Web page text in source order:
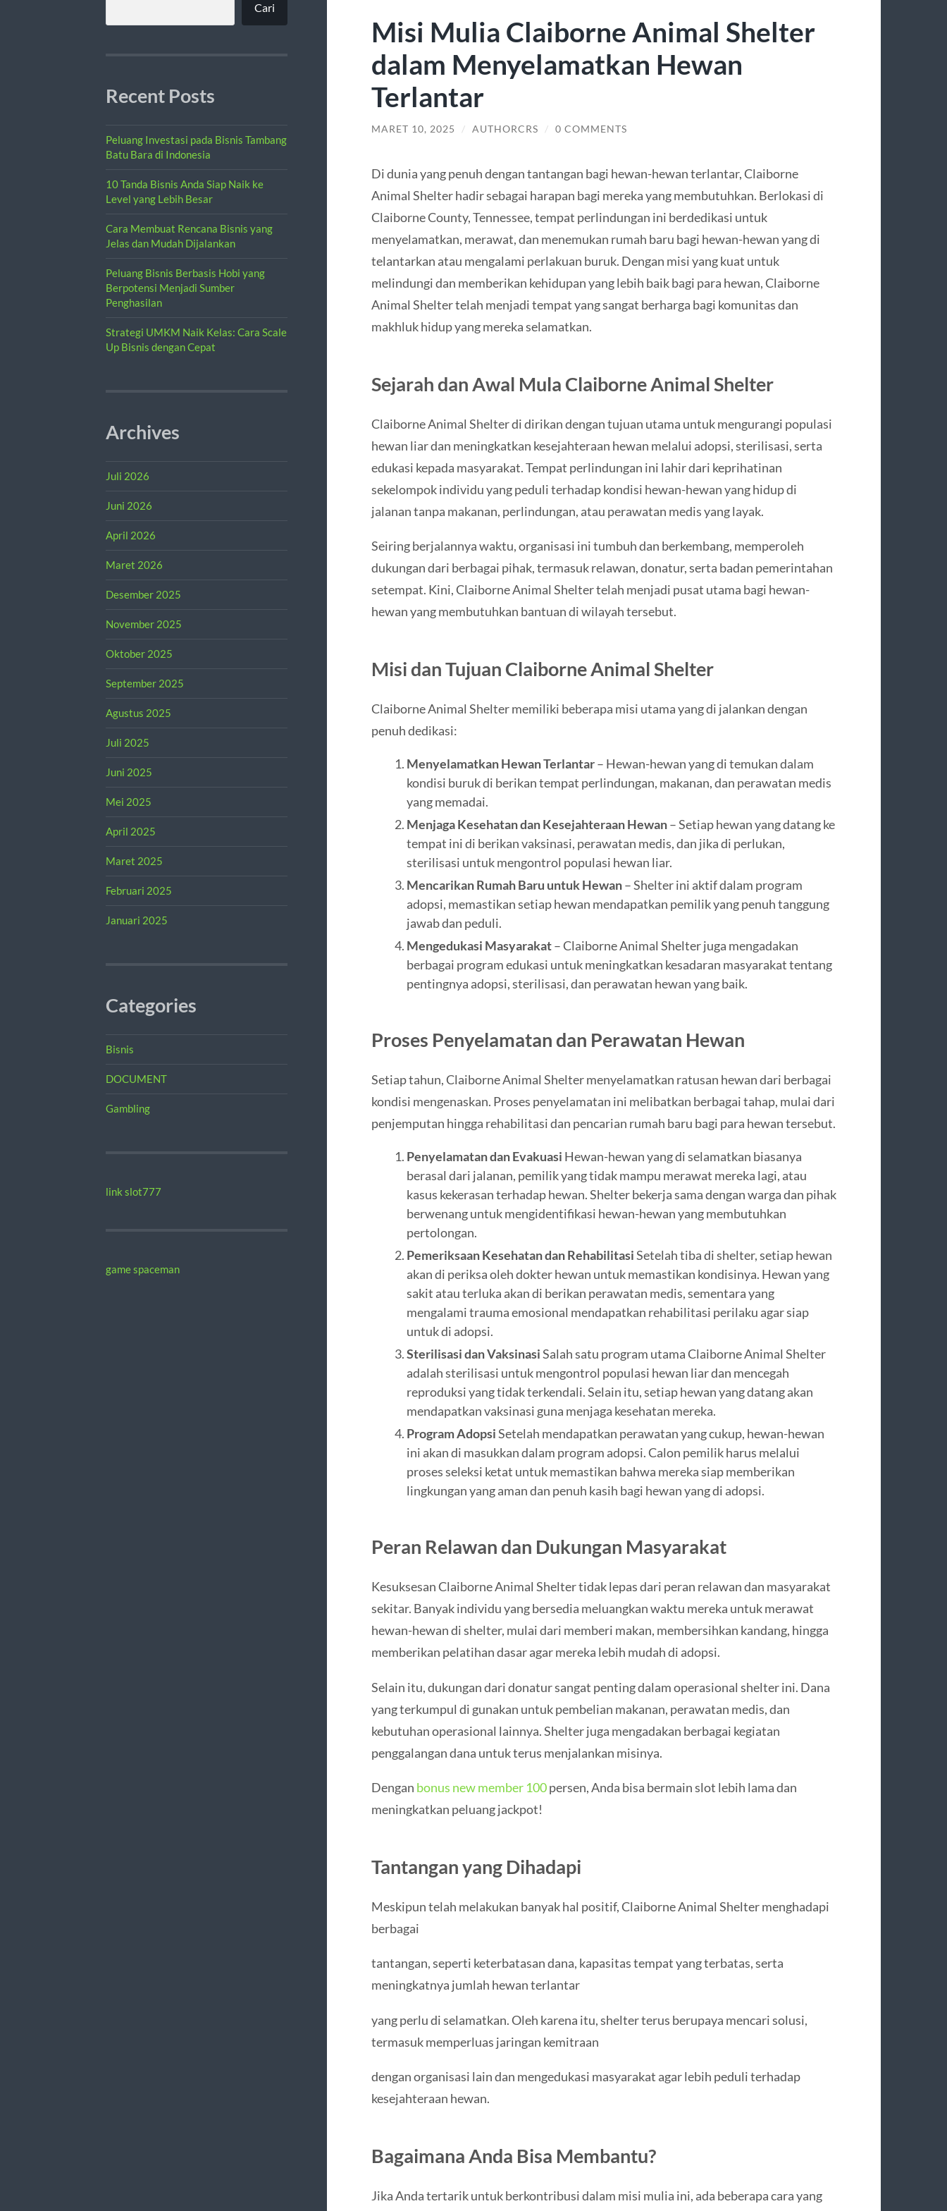
Cari
Recent Posts
Peluang Investasi pada Bisnis Tambang
Batu Bara di Indonesia
10 Tanda Bisnis Anda Siap Naik ke
Level yang Lebih Besar
Cara Membuat Rencana Bisnis yang
Jelas dan Mudah Dijalankan
Peluang Bisnis Berbasis Hobi yang
Berpotensi Menjadi Sumber
Penghasilan
Strategi UMKM Naik Kelas: Cara Scale
Up Bisnis dengan Cepat
Archives
Juli 2026
Juni 2026
April 2026
Maret 2026
Desember 2025
November 2025
Oktober 2025
September 2025
Agustus 2025
Juli 2025
Juni 2025
Mei 2025
April 2025
Maret 2025
Februari 2025
Januari 2025
Categories
Bisnis
DOCUMENT
Gambling
link slot777
game spaceman
Misi Mulia Claiborne Animal Shelter
dalam Menyelamatkan Hewan
Terlantar
MARET 10, 2025 / AUTHORCRS / 0 COMMENTS
Di dunia yang penuh dengan tantangan bagi hewan-hewan terlantar, Claiborne
Animal Shelter hadir sebagai harapan bagi mereka yang membutuhkan. Berlokasi di
Claiborne County, Tennessee, tempat perlindungan ini berdedikasi untuk
menyelamatkan, merawat, dan menemukan rumah baru bagi hewan-hewan yang di
telantarkan atau mengalami perlakuan buruk. Dengan misi yang kuat untuk
melindungi dan memberikan kehidupan yang lebih baik bagi para hewan, Claiborne
Animal Shelter telah menjadi tempat yang sangat berharga bagi komunitas dan
makhluk hidup yang mereka selamatkan.
Sejarah dan Awal Mula Claiborne Animal Shelter
Claiborne Animal Shelter di dirikan dengan tujuan utama untuk mengurangi populasi
hewan liar dan meningkatkan kesejahteraan hewan melalui adopsi, sterilisasi, serta
edukasi kepada masyarakat. Tempat perlindungan ini lahir dari keprihatinan
sekelompok individu yang peduli terhadap kondisi hewan-hewan yang hidup di
jalanan tanpa makanan, perlindungan, atau perawatan medis yang layak.
Seiring berjalannya waktu, organisasi ini tumbuh dan berkembang, memperoleh
dukungan dari berbagai pihak, termasuk relawan, donatur, serta badan pemerintahan
setempat. Kini, Claiborne Animal Shelter telah menjadi pusat utama bagi hewan-
hewan yang membutuhkan bantuan di wilayah tersebut.
Misi dan Tujuan Claiborne Animal Shelter
Claiborne Animal Shelter memiliki beberapa misi utama yang di jalankan dengan
penuh dedikasi:
Menyelamatkan Hewan Terlantar– Hewan-hewan yang di temukan dalam
kondisi buruk di berikan tempat perlindungan, makanan, dan perawatan medis
yang memadai.
Menjaga Kesehatan dan Kesejahteraan Hewan– Setiap hewan yang datang ke
tempat ini di berikan vaksinasi, perawatan medis, dan jika di perlukan,
sterilisasi untuk mengontrol populasi hewan liar.
Mencarikan Rumah Baru untuk Hewan– Shelter ini aktif dalam program
adopsi, memastikan setiap hewan mendapatkan pemilik yang penuh tanggung
jawab dan peduli.
Mengedukasi Masyarakat– Claiborne Animal Shelter juga mengadakan
berbagai program edukasi untuk meningkatkan kesadaran masyarakat tentang
pentingnya adopsi, sterilisasi, dan perawatan hewan yang baik.
Proses Penyelamatan dan Perawatan Hewan
Setiap tahun, Claiborne Animal Shelter menyelamatkan ratusan hewan dari berbagai
kondisi mengenaskan. Proses penyelamatan ini melibatkan berbagai tahap, mulai dari
penjemputan hingga rehabilitasi dan pencarian rumah baru bagi para hewan tersebut.
Penyelamatan dan Evakuasi Hewan-hewan yang di selamatkan biasanya
berasal dari jalanan, pemilik yang tidak mampu merawat mereka lagi, atau
kasus kekerasan terhadap hewan. Shelter bekerja sama dengan warga dan pihak
berwenang untuk mengidentifikasi hewan-hewan yang membutuhkan
pertolongan.
Pemeriksaan Kesehatan dan RehabilitasiSetelah tiba di shelter, setiap hewan
akan di periksa oleh dokter hewan untuk memastikan kondisinya. Hewan yang
sakit atau terluka akan di berikan perawatan medis, sementara yang
mengalami trauma emosional mendapatkan rehabilitasi perilaku agar siap
untuk di adopsi.
Sterilisasi dan VaksinasiSalah satu program utama Claiborne Animal Shelter
adalah sterilisasi untuk mengontrol populasi hewan liar dan mencegah
reproduksi yang tidak terkendali. Selain itu, setiap hewan yang datang akan
mendapatkan vaksinasi guna menjaga kesehatan mereka.
Program AdopsiSetelah mendapatkan perawatan yang cukup, hewan-hewan
ini akan di masukkan dalam program adopsi. Calon pemilik harus melalui
proses seleksi ketat untuk memastikan bahwa mereka siap memberikan
lingkungan yang aman dan penuh kasih bagi hewan yang di adopsi.
Peran Relawan dan Dukungan Masyarakat
Kesuksesan Claiborne Animal Shelter tidak lepas dari peran relawan dan masyarakat
sekitar. Banyak individu yang bersedia meluangkan waktu mereka untuk merawat
hewan-hewan di shelter, mulai dari memberi makan, membersihkan kandang, hingga
memberikan pelatihan dasar agar mereka lebih mudah di adopsi.
Selain itu, dukungan dari donatur sangat penting dalam operasional shelter ini. Dana
yang terkumpul di gunakan untuk pembelian makanan, perawatan medis, dan
kebutuhan operasional lainnya. Shelter juga mengadakan berbagai kegiatan
penggalangan dana untuk terus menjalankan misinya.
Dengan bonus new member 100persen, Anda bisa bermain slot lebih lama dan
meningkatkan peluang jackpot!
Tantangan yang Dihadapi
Meskipun telah melakukan banyak hal positif, Claiborne Animal Shelter menghadapi
berbagai
tantangan, seperti keterbatasan dana, kapasitas tempat yang terbatas, serta
meningkatnya jumlah hewan terlantar
yang perlu di selamatkan. Oleh karena itu, shelter terus berupaya mencari solusi,
termasuk memperluas jaringan kemitraan
dengan organisasi lain dan mengedukasi masyarakat agar lebih peduli terhadap
kesejahteraan hewan.
Bagaimana Anda Bisa Membantu?
Jika Anda tertarik untuk berkontribusi dalam misi mulia ini, ada beberapa cara yang